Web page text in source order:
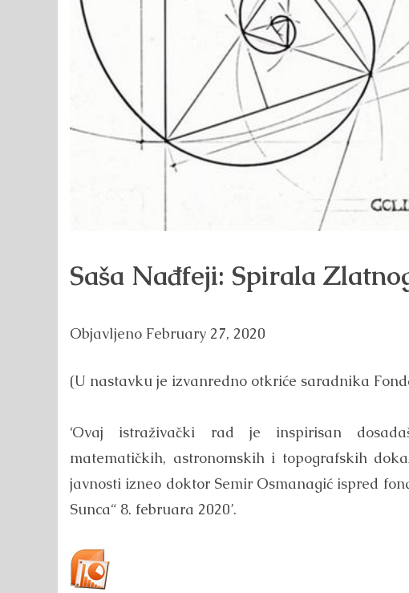
Saša Nađfeji: Spirala
Objavljeno February 27, 2020
(U nastavku je izvanredno otkriće saradnika
‘Ovaj istraživački rad je inspirisan
matematičkih, astronomskih i topografskih
javnosti izneo doktor Semir Osmanagić ispred
Sunca“ 8. februara 2020’.